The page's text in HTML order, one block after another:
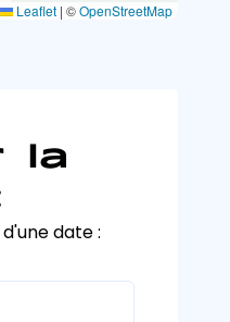
Leaflet | ©OpenStreetMap
la
date :